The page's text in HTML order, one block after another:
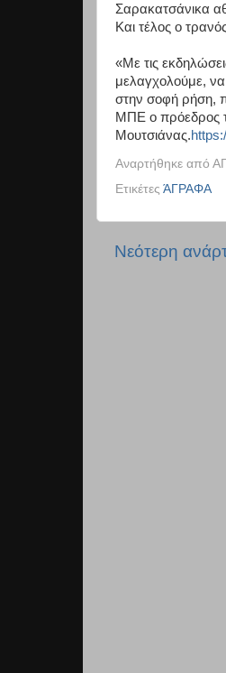
Σαρακατσάνικα
Και τέλος ο
«Με τις
μελαγχολούμε,
στην σοφή ρήση,
ΜΠΕ ο πρόεδρος
Μουτσιάνας.
Αναρτήθηκε από
Ετικέτες ΆΓΡΑΦΑ
Νεότερη